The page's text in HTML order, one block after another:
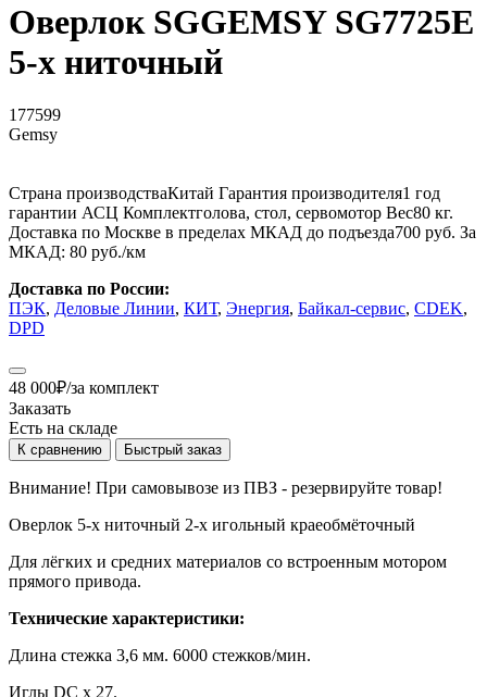
Оверлок SGGEMSY SG7725E
5-х ниточный
177599
Gemsy
Страна производстваКитай Гарантия производителя1 год
гарантии АСЦ Комплектголова, стол, сервомотор Вес80 кг.
Доставка по Москве в пределах МКАД до подъезда700 руб. За
МКАД: 80 руб./км
Доставка по России:
ПЭК, Деловые Линии, КИТ, Энергия, Байкал-сервис, CDEK,
DPD
48 000₽/за комплект
Заказать
Есть на складе
К сравнению Быстрый заказ
Внимание! При самовывозе из ПВЗ - резервируйте товар!
Оверлок 5-х ниточный 2-х игольный краеобмёточный
Для лёгких и средних материалов со встроенным мотором
прямого привода.
Технические характеристики:
Длина стежка 3,6 мм. 6000 стежков/мин.
Иглы DC x 27.